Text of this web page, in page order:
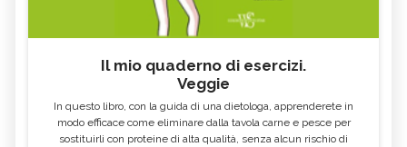
Il mio quaderno di esercizi.
Veggie
In questo libro, con la guida di una dietologa, apprenderete in
modo efficace come eliminare dalla tavola carne e pesce per
sostituirli con proteine di alta qualità, senza alcun rischio di